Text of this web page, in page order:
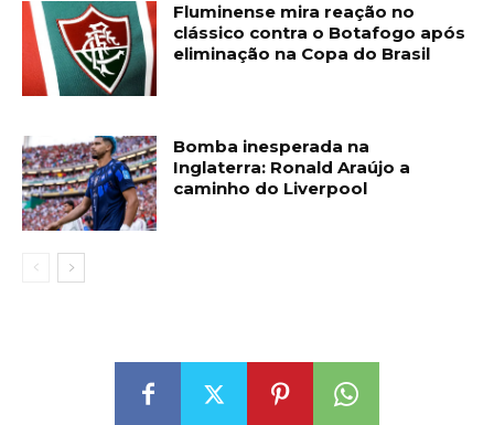
Fluminense mira reação no
clássico contra o Botafogo após
eliminação na Copa do Brasil
Bomba inesperada na
Inglaterra: Ronald Araújo a
caminho do Liverpool